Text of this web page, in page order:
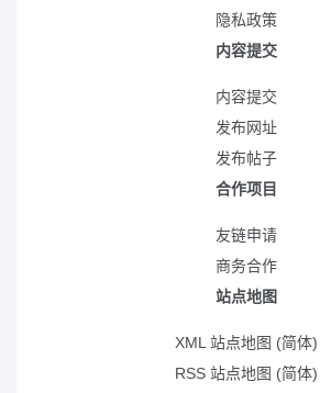
隐私政策
内容提交
内容提交
发布网址
发布帖子
合作项目
友链申请
商务合作
站点地图
XML 站点地图 (简体)
RSS 站点地图 (简体)